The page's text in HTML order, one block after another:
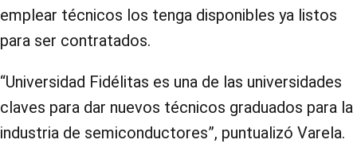
emplear técnicos los tenga disponibles ya listos
para ser contratados.
“Universidad Fidélitas es una de las universidades
claves para dar nuevos técnicos graduados para la
industria de semiconductores”, puntualizó Varela.